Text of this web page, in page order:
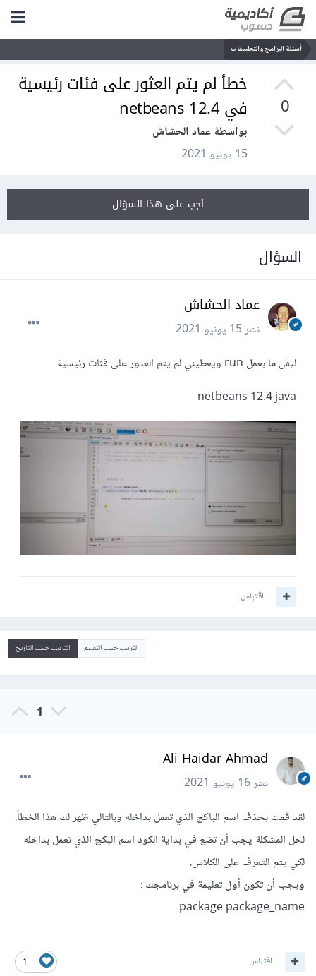
أسئلة البرامج والتطبيقات
0
خطأ لم يتم العثور على فئات رئيسية
في netbeans 12.4
بواسطة عماد الحشاش
15 يونيو 2021
أجب على هذا السؤال
السؤال
عماد الحشاش
نشر15 يونيو 2021
ليش ما بعمل run ويعطيني لم يتم العثور على فئات رئيسية
netbeans 12.4 java
اقتباس
الترتيب حسب التقييم الترتيب حسب التاريخ
1
Ali Haidar Ahmad
نشر16 يونيو 2021
لقد قمت بحذف اسم الباكج الذي تعمل بداخله وبالتالي ظهر لك هذا الخطأ.
لحل المشكلة يجب أن تضع في بداية الكود اسم البكج الذي تعمل بداخله
لكي يتم التعرف على الكلاس.
ويجب أن تكون أول تعليمة في برنامجك :
package package_name
1 اقتباس